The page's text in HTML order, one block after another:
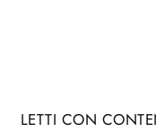
LETTI CON